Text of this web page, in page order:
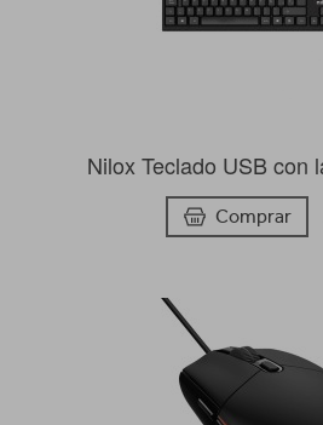
Nilox Teclado USB con
Comprar